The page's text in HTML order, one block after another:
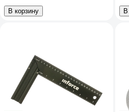
В корзину В